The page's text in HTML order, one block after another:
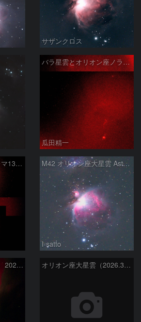
サザンクロス
バラ星雲とオリオン座ノラマ50mm
瓜田精一
M42と馬頭星雲パノラマ135mm M42 オリオン座大星雲 AstroTracer Type3の威力
I-satto
M42 トラペジウム 2026-3-14 オリオン座大星雲（2026.3.15）